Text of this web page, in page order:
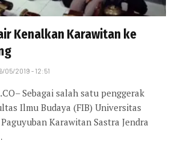
Kenalkan Karawitan ke
05/2019 - 12:51
Sebagai salah satu penggerak
Ilmu Budaya (FIB) Universitas
Karawitan Sastra Jendra